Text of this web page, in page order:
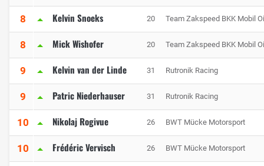
8 Kelvin Snoeks 20 Team Zakspeed BKK Mobil
8 Mick Wishofer 20 Team Zakspeed BKK Mobil
9 Kelvin van der Linde 31 Rutronik Racing
9 Patric Niederhauser 31 Rutronik Racing
10 Nikolaj Rogivue 26 BWT Mücke Motorsport
10 Frédéric Vervisch 26 BWT Mücke Motorsport